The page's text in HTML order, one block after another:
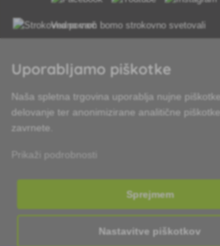
Vedno vam bomo strokovno svetovali
Uporabljamo piškotke
Naša spletna trgovina uporablja nujne
delovanje ter anonimizirane analitične
zavrnete.
Prikaži podrobnosti
Sprejmem
Nastavitve piškotkov